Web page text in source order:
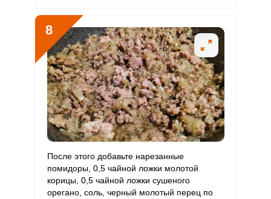
8
После этого добавьте нарезанные
помидоры, 0,5 чайной ложки молотой
корицы, 0,5 чайной ложки сушеного
орегано, соль, черный молотый перец по